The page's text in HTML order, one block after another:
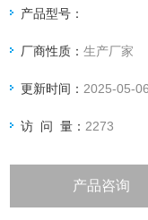
通过进料压力，狭缝
大大提高涂布精度与
产品型号：
厂商性质：生产厂家
更新时间： 2025-05-06
访 问 量： 2273
产品咨询